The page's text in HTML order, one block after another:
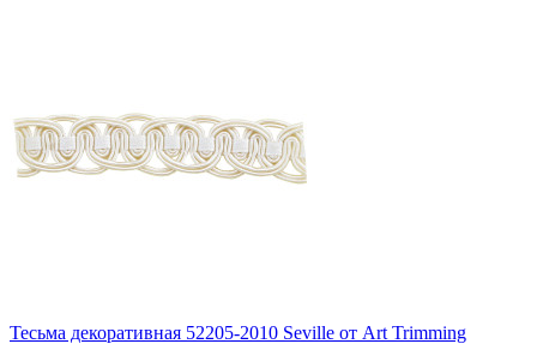
Тесьма декоративная 52205-2010 Seville от Art Trimming